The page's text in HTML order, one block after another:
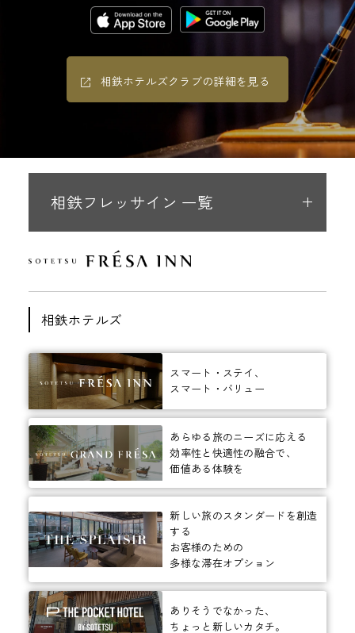
相鉄ホテルズクラブの詳細を見る
相鉄フレッサイン 一覧
相鉄ホテルズ
スマート・ステイ、
スマート・バリュー
あらゆる旅のニーズに応える
効率性と快適性の融合で、
価値ある体験を
新しい旅のスタンダードを創造
する
お客様のための
多様な滞在オプション
ありそうでなかった、
ちょっと新しいカタチ。